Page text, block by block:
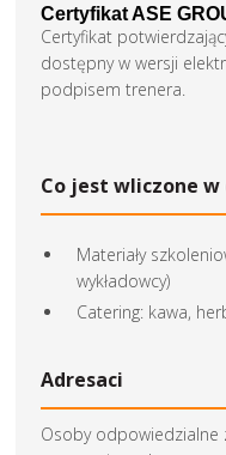
Certyfikat ASE
Certyfikat
dostępny w wersji
podpisem trenera.
Co jest wliczone w
Materiały
wykładowcy)
Catering: kawa,
Adresaci
Osoby odpowiedzialne